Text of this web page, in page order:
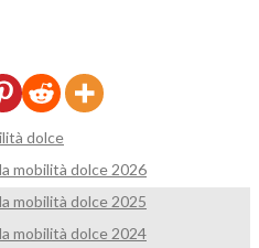
dolce
mobilità dolce 2026
mobilità dolce 2025
mobilità dolce 2024